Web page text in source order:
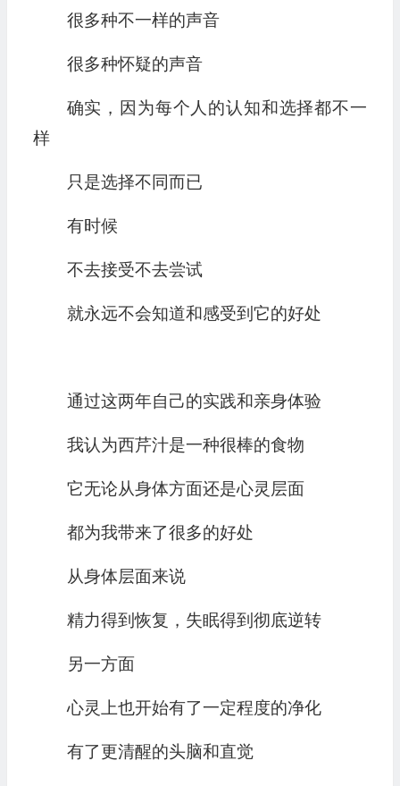
很多种不一样的声音
很多种怀疑的声音
确实，因为每个人的认知和选择都不一
样
只是选择不同而已
有时候
不去接受不去尝试
就永远不会知道和感受到它的好处
通过这两年自己的实践和亲身体验
我认为西芹汁是一种很棒的食物
它无论从身体方面还是心灵层面
都为我带来了很多的好处
从身体层面来说
精力得到恢复，失眠得到彻底逆转
另一方面
心灵上也开始有了一定程度的净化
有了更清醒的头脑和直觉